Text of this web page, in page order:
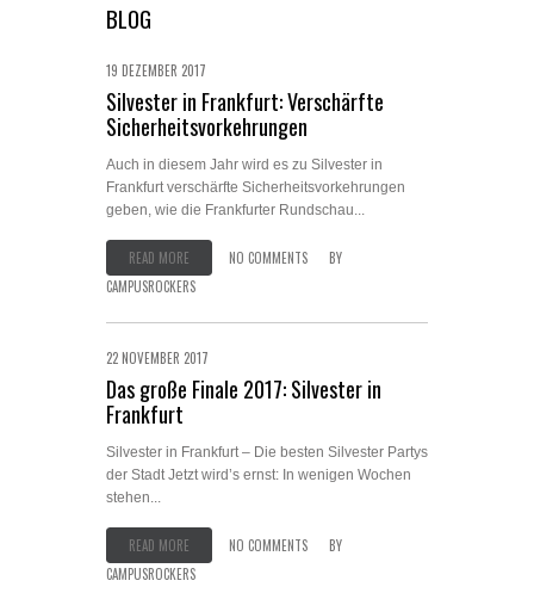
BLOG
19 DEZEMBER 2017
Silvester in Frankfurt: Verschärfte
Sicherheitsvorkehrungen
Auch in diesem Jahr wird es zu Silvester in
Frankfurt verschärfte Sicherheitsvorkehrungen
geben, wie die Frankfurter Rundschau...
READ MORE NO COMMENTS
BY
CAMPUSROCKERS
22 NOVEMBER 2017
Das große Finale 2017: Silvester in
Frankfurt
Silvester in Frankfurt – Die besten Silvester Partys
der Stadt Jetzt wird’s ernst: In wenigen Wochen
stehen...
READ MORE NO COMMENTS
BY
CAMPUSROCKERS